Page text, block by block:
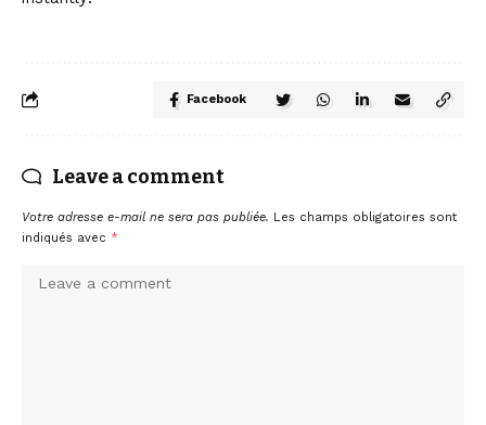
Facebook
Leave a comment
Votre adresse e-mail ne sera pas publiée. Les champs obligatoires sont
indiqués avec *